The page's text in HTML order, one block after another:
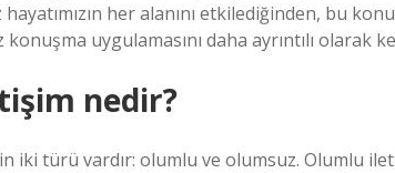
her alanını etkilediğinden, bu
uygulamasını daha ayrıntılı olarak
nedir?
iki türü vardır: olumlu ve olumsuz. Olumlu